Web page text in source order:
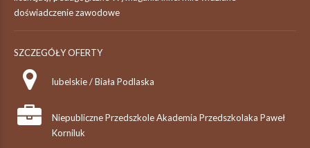
doświadczenie zawodowe
SZCZEGÓŁY OFERTY
lubelskie / Biała Podlaska
Niepubliczne Przedszkole Akademia Przedszkolaka Paweł
Korniluk